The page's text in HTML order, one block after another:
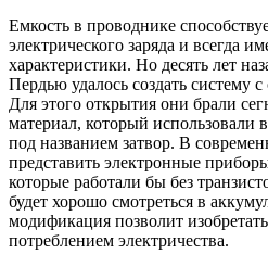
Емкость в проводнике
электрического заряда и всегда
характеристики. Но десять лет
Пердью удалось создать систему
Для этого открытия они брали
материал, который использовали
под названием затвор. В
представить электронные
которые работали бы без
будет хорошо смотреться в
модификация позволит
потреблением электричества.